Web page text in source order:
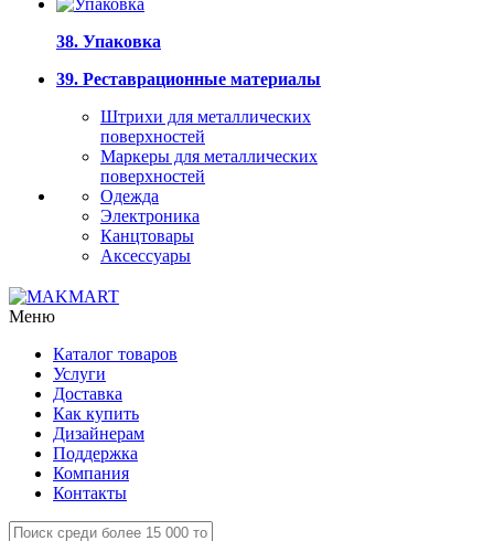
38. Упаковка
39. Реставрационные материалы
Штрихи для металлических
поверхностей
Маркеры для металлических
поверхностей
Одежда
Электроника
Канцтовары
Аксессуары
Меню
Каталог товаров
Услуги
Доставка
Как купить
Дизайнерам
Поддержка
Компания
Контакты